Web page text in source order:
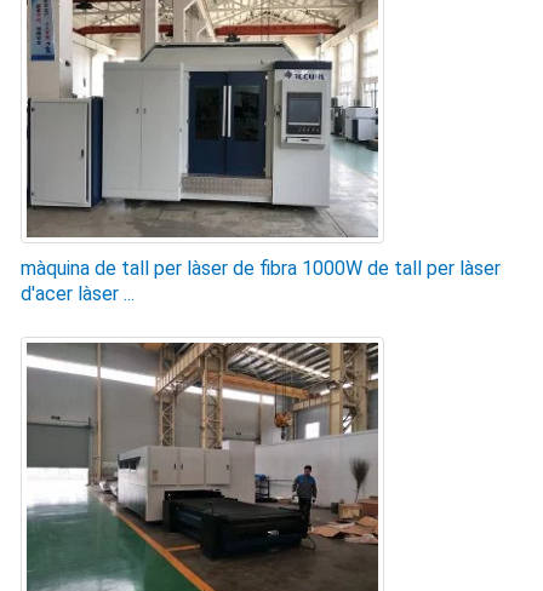
màquina de tall per làser de fibra 1000W de tall per làser
d'acer làser ...